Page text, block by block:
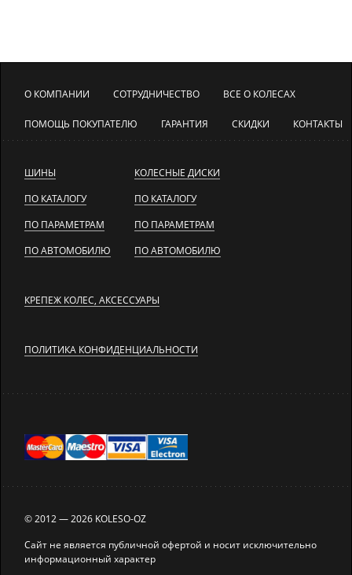
О КОМПАНИИ СОТРУДНИЧЕСТВО ВСЕ О КОЛЕСАХ
ПОМОЩЬ ПОКУПАТЕЛЮ ГАРАНТИЯ СКИДКИ КОНТАКТЫ
ШИНЫ
ПО КАТАЛОГУ
ПО ПАРАМЕТРАМ
ПО АВТОМОБИЛЮ
КОЛЕСНЫЕ ДИСКИ
ПО КАТАЛОГУ
ПО ПАРАМЕТРАМ
ПО АВТОМОБИЛЮ
КРЕПЕЖ КОЛЕС, АКСЕССУАРЫ
ПОЛИТИКА КОНФИДЕНЦИАЛЬНОСТИ
© 2012 — 2026 KOLESO-OZ
Сайт не является публичной офертой и носит исключительно
информационный характер